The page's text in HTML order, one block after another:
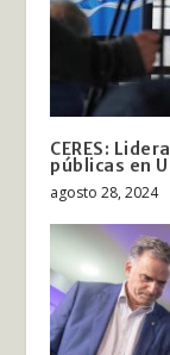
CERES:
públicas en
agosto 28, 2024